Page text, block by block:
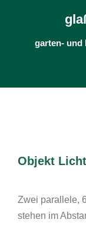
garten- und
Objekt
Zwei parallele,
stehen im